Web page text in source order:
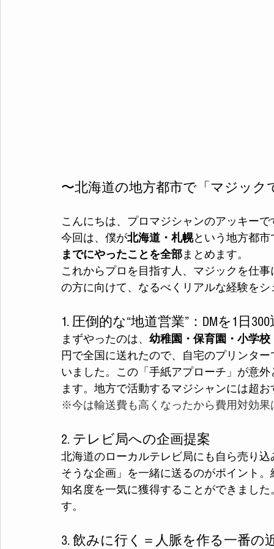
〜北海道の地方都市で「マジッ
こんにちは、プロマジシャンのアッキーで
今回は、僕が北海道・札幌という地方都市
までにやったことを全部まとめます。
これからプロを目指す人、マジックを仕
の方に向けて、なるべくリアルな経験をシ
1. 圧倒的な“地道営業”：DMを1日
まずやったのは、 幼稚園・保育園・小学
円で全国に送れたので、自宅のプリンタ
いました。この「手紙アプローチ」が意
ます。地方で活動するマジシャンには超
※今は輸送費も高くなったから費用対効果
2. テレビ局への企画提案
北海道のローカルテレビ局にも自ら売り
そうな企画」を一緒に送るのがポイント
知名度を一気に獲得することができまし
す。
3. 飲みに行く＝人脈を作る一番の